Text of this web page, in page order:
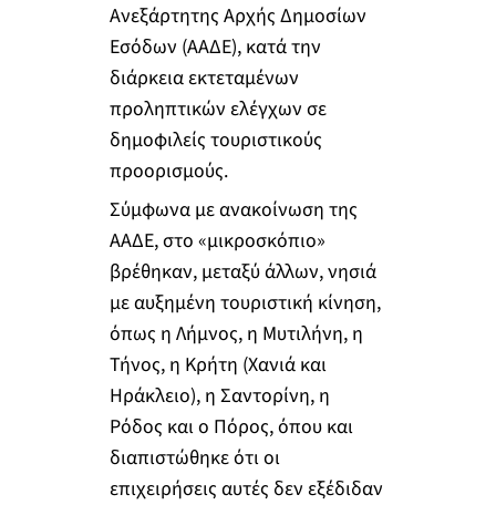
Ανεξάρτητης Αρχής Δημοσίων
Εσόδων (ΑΑΔΕ), κατά την
διάρκεια εκτεταμένων
προληπτικών ελέγχων σε
δημοφιλείς τουριστικούς
προορισμούς.
Σύμφωνα με ανακοίνωση της
ΑΑΔΕ, στο «μικροσκόπιο»
βρέθηκαν, μεταξύ άλλων, νησιά
με αυξημένη τουριστική κίνηση,
όπως η Λήμνος, η Μυτιλήνη, η
Τήνος, η Κρήτη (Χανιά και
Ηράκλειο), η Σαντορίνη, η
Ρόδος και ο Πόρος, όπου και
διαπιστώθηκε ότι οι
επιχειρήσεις αυτές δεν εξέδιδαν